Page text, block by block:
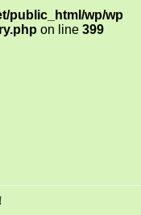
public_html/wp/wp
on line 399